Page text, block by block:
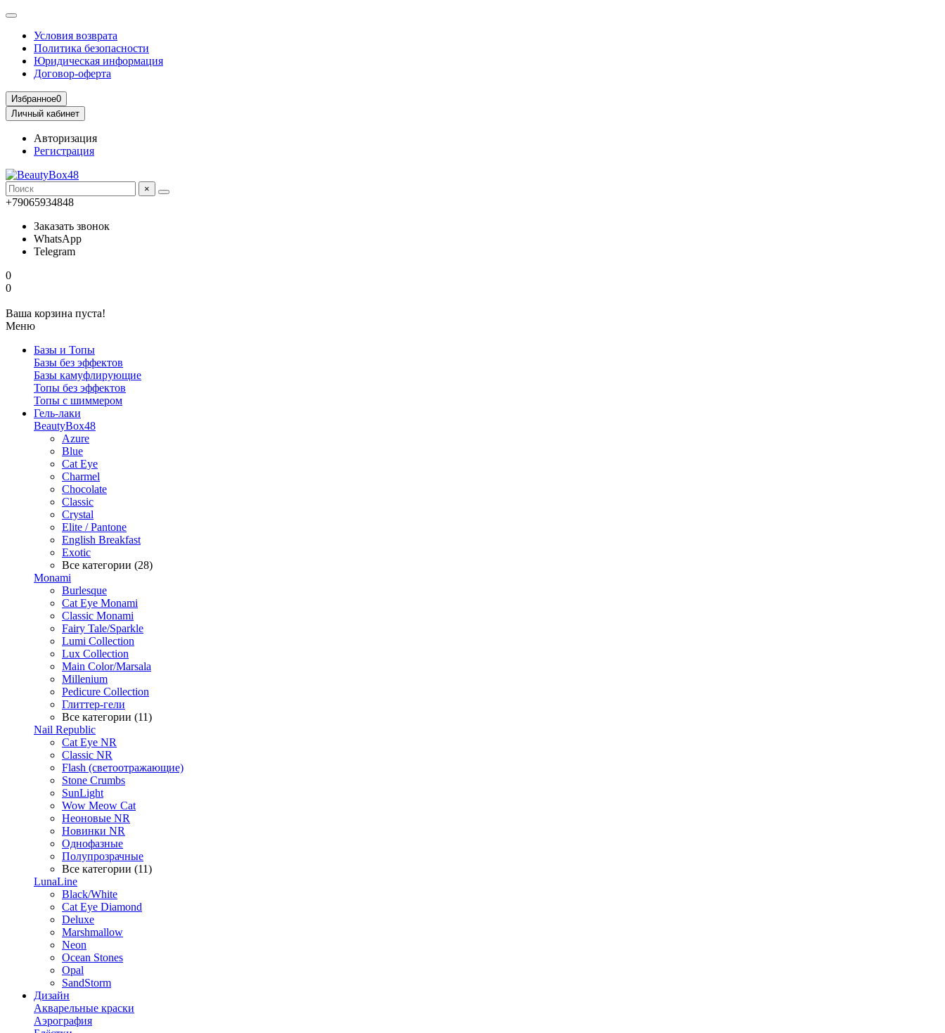
Условия возврата
Политика безопасности
Юридическая информация
Договор-оферта
Избранное0
Личный кабинет
Авторизация
Регистрация
×
+79065934848
Заказать звонок
WhatsApp
Telegram
0
0
Ваша корзина пуста!
Меню
Базы и Топы
Базы без эффектов
Базы камуфлирующие
Топы без эффектов
Топы с шиммером
Гель-лаки
BeautyBox48
Azure
Blue
Cat Eye
Charmel
Chocolate
Classic
Crystal
Elite / Pantone
English Breakfast
Exotic
Все категории (28)
Monami
Burlesque
Cat Eye Monami
Classic Monami
Fairy Tale/Sparkle
Lumi Collection
Lux Collection
Main Color/Marsala
Millenium
Pedicure Collection
Глиттер-гели
Все категории (11)
Nail Republic
Cat Eye NR
Classic NR
Flash (светоотражающие)
Stone Crumbs
SunLight
Wow Meow Cat
Неоновые NR
Новинки NR
Однофазные
Полупрозрачные
Все категории (11)
LunaLine
Black/White
Cat Eye Diamond
Deluxe
Marshmallow
Neon
Ocean Stones
Opal
SandStorm
Дизайн
Акварельные краски
Аэрография